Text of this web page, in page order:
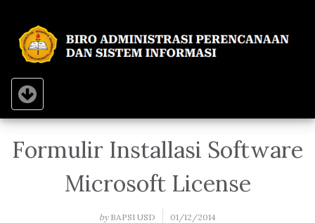
Toggle navigation
Formulir Installasi Software
Microsoft License
byBAPSI USD 01/12/2014